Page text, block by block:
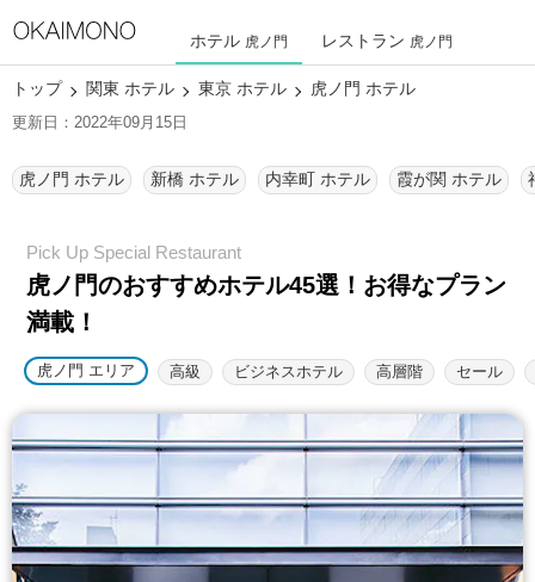
ホテル 虎ノ門 レストラン 虎ノ門
トップ 関東 ホテル 東京 ホテル 虎ノ門 ホテル
更新日：2022年09月15日
虎ノ門 ホテル 新橋 ホテル 内幸町 ホテル 霞が関 ホテル
虎ノ門のおすすめホテル45選！ お得なプラン
満載！
虎ノ門 エリア 高級 ビジネスホテル 高層階 セール